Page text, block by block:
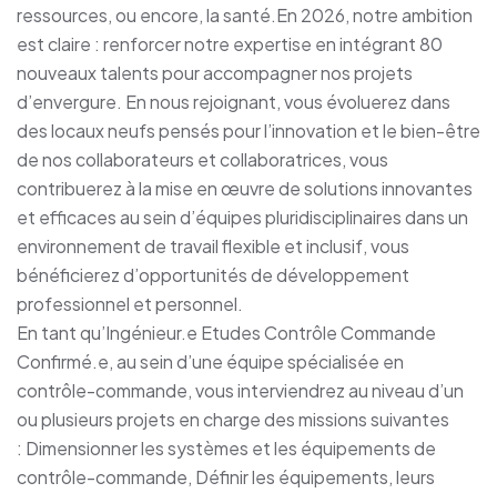
ressources, ou encore, la santé.En 2026, notre ambition
est claire : renforcer notre expertise en intégrant 80
nouveaux talents pour accompagner nos projets
d’envergure. En nous rejoignant, vous évoluerez dans
des locaux neufs pensés pour l’innovation et le bien-être
de nos collaborateurs et collaboratrices, vous
contribuerez à la mise en œuvre de solutions innovantes
et efficaces au sein d’équipes pluridisciplinaires dans un
environnement de travail flexible et inclusif, vous
bénéficierez d’opportunités de développement
professionnel et personnel.
En tant qu’Ingénieur.e Etudes Contrôle Commande
Confirmé.e, au sein d’une équipe spécialisée en
contrôle-commande, vous interviendrez au niveau d’un
ou plusieurs projets en charge des missions suivantes
: Dimensionner les systèmes et les équipements de
contrôle-commande, Définir les équipements, leurs